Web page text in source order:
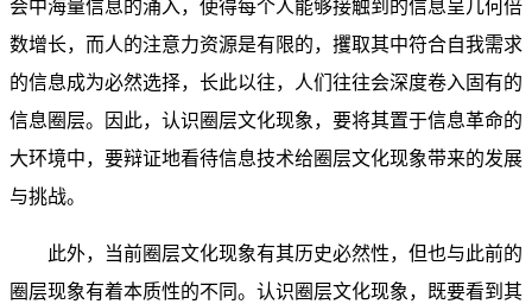
会中海量信息的涌入，使得每个人能够接触到的信息呈几何倍
数增长，而人的注意力资源是有限的，攫取其中符合自我需求
的信息成为必然选择，长此以往，人们往往会深度卷入固有的
信息圈层。因此，认识圈层文化现象，要将其置于信息革命的
大环境中，要辩证地看待信息技术给圈层文化现象带来的发展
与挑战。
此外，当前圈层文化现象有其历史必然性，但也与此前的
圈层现象有着本质性的不同。认识圈层文化现象，既要看到其